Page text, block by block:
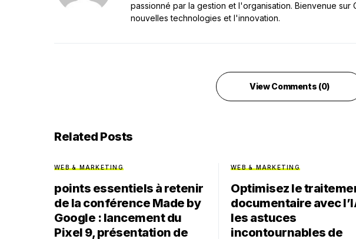
passionné par la gestion et l'organisation. Bienvenue sur
nouvelles technologies et l'innovation.
View Comments (0)
Related Posts
WEB & MARKETING
points essentiels à retenir
de la conférence Made by
Google : lancement du
Pixel 9, présentation de
WEB & MARKETING
Optimisez le
documentaire avec
les astuces
incontournables de